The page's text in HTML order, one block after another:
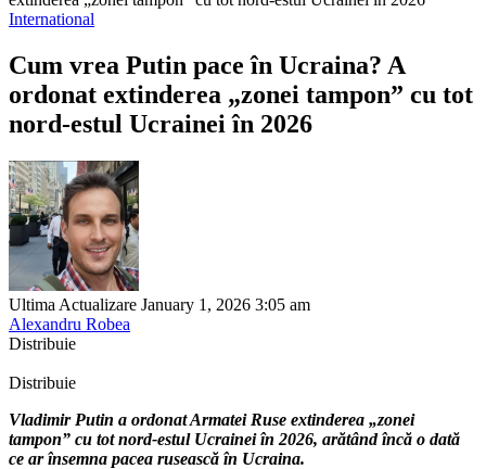
International
Cum vrea Putin pace în Ucraina? A
ordonat extinderea „zonei tampon” cu tot
nord-estul Ucrainei în 2026
Ultima Actualizare January 1, 2026 3:05 am
Alexandru Robea
Distribuie
Distribuie
Vladimir Putin a ordonat Armatei Ruse extinderea „zonei
tampon” cu tot nord-estul Ucrainei în 2026, arătând încă o dată
ce ar însemna pacea rusească în Ucraina.